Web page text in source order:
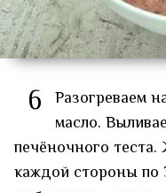
6 Разогреваем
масло.
печёночного
каждой стороны по